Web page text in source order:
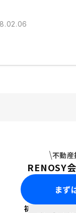
不動
RENOSY
まず
初回面談で